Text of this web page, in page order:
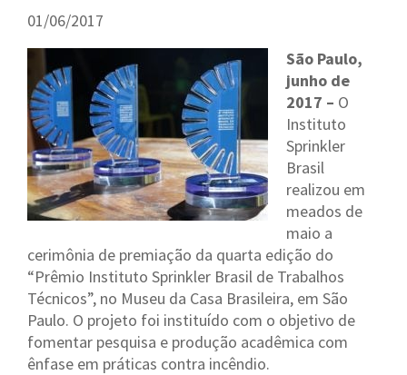
01/06/2017
São Paulo,
junho de
2017 – O
Instituto
Sprinkler
Brasil
realizou em
meados de
maio a
cerimônia de premiação da quarta edição do
“Prêmio Instituto Sprinkler Brasil de Trabalhos
Técnicos”, no Museu da Casa Brasileira, em São
Paulo. O projeto foi instituído com o objetivo de
fomentar pesquisa e produção acadêmica com
ênfase em práticas contra incêndio.